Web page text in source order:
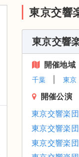
東京交響
東京交響
開催地域
千葉 東京
開催公演
東京交響楽
東京交響楽
東京交響楽